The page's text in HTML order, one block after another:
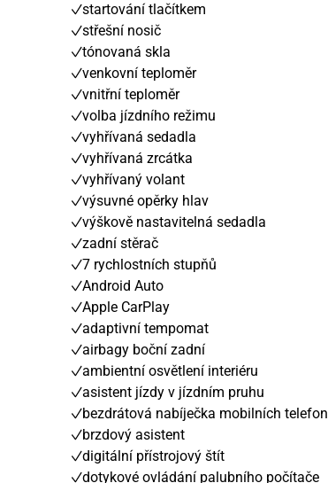
startování tlačítkem
střešní nosič
tónovaná skla
venkovní teploměr
vnitřní teploměr
volba jízdního režimu
vyhřívaná sedadla
vyhřívaná zrcátka
vyhřívaný volant
výsuvné opěrky hlav
výškově nastavitelná sedadla
zadní stěrač
7 rychlostních stupňů
Android Auto
Apple CarPlay
adaptivní tempomat
airbagy boční zadní
ambientní osvětlení interiéru
asistent jízdy v jízdním pruhu
bezdrátová nabíječka mobilních
brzdový asistent
digitální přístrojový štít
dotykové ovládání palubního počítače